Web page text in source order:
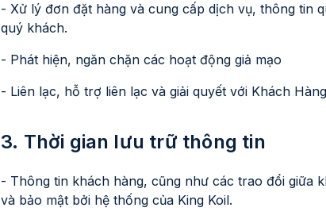
- Xử lý đơn đặt hàng và cung cấp dịch vụ, thông tin
quý khách.
- Phát hiện, ngăn chặn các hoạt động giả mạo
- Liên lạc, hỗ trợ liên lạc và giải quyết với Khách
3. Thời gian lưu trữ thông tin
- Thông tin khách hàng, cũng như các trao đổi giữa
và bảo mật bởi hệ thống của King Koil.